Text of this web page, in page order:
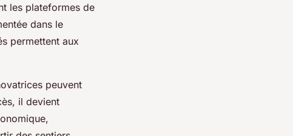
les plateformes de
dans le
permettent aux
peuvent
il devient